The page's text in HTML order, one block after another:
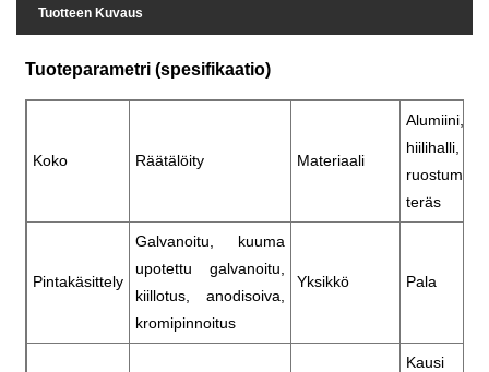
Tuotteen Kuvaus
Tuoteparametri (spesifikaatio)
Koko Räätälöity Materiaali
Alumiini,
hiilihalli,
teräs
Pintakäsittely
Galvanoitu, kuuma
upotettu galvanoitu,
kiillotus, anodisoiva,
kromipinnoitus
Yksikkö Pala
Kausi